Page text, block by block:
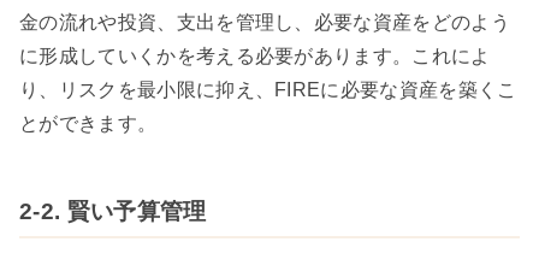
金の流れや投資、支出を管理し、必要な資産をどのよう
に形成していくかを考える必要があります。これによ
り、リスクを最小限に抑え、FIREに必要な資産を築くこ
とができます。
2-2. 賢い予算管理